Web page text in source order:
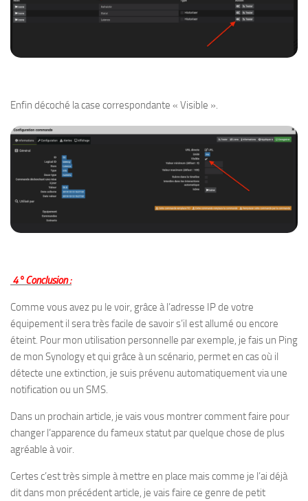
Enfin décoché la case correspondante « Visible ».
4° Conclusion :
Comme vous avez pu le voir, grâce à l’adresse IP de votre
équipement il sera très facile de savoir s’il est allumé ou encore
éteint. Pour mon utilisation personnelle par exemple, je fais un Ping
de mon Synology et qui grâce à un scénario, permet en cas où il
détecte une extinction, je suis prévenu automatiquement via une
notification ou un SMS.
Dans un prochain article, je vais vous montrer comment faire pour
changer l’apparence du fameux statut par quelque chose de plus
agréable à voir.
Certes c’est très simple à mettre en place mais comme je l’ai déjà
dit dans mon précédent article, je vais faire ce genre de petit